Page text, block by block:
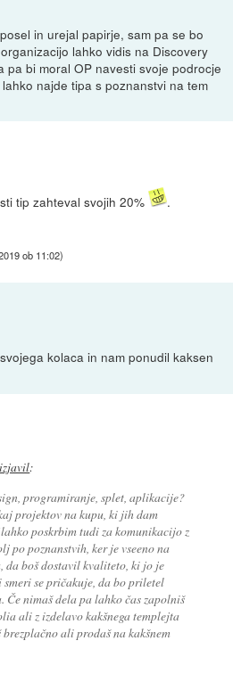
in urejal papirje, sam pa se bo
lahko vidis na Discovery
pa bi moral OP navesti svoje podrocje
najde tipa s poznanstvi na tem
tip zahteval svojih 20% .
ob 11:02)
kolaca in nam ponudil kaksen
izjavil:
programiranje, splet, aplikacije?
projektov na kupu, ki jih dam
poskrbim tudi za komunikacijo z
po poznanstvih, ker je vseeno na
da boš dostavil kvaliteto, ki jo je
se pričakuje, da bo priletel
Če nimaš dela pa lahko čas zapolniš
ali z izdelavo kakšnega templejta
ali prodaš na kakšnem